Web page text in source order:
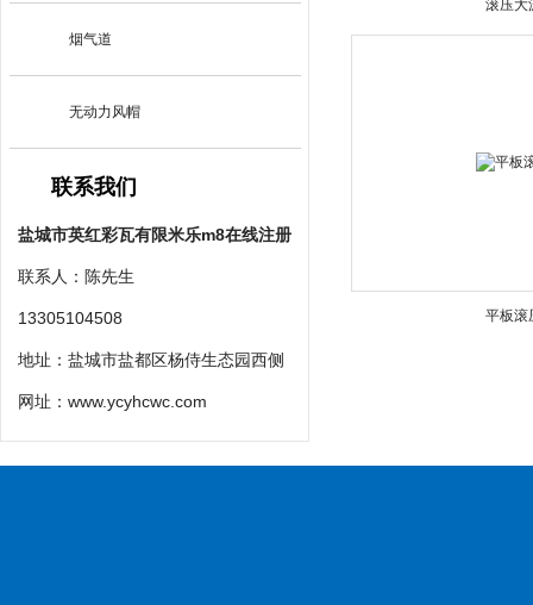
烟气道
无动力风帽
联系我们
盐城市英红彩瓦有限米乐m8在线注册
联系人：陈先生
13305104508
地址：盐城市盐都区杨侍生态园西侧
网址： www.ycyhcwc.com
滚压大
平板滚